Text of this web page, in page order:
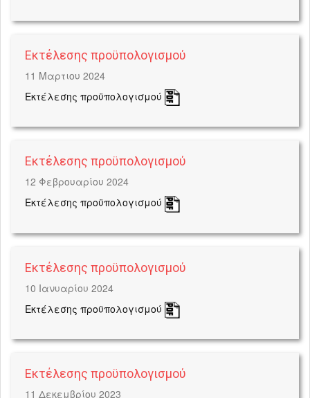
Εκτέλεσης προϋπολογισμού
11 Μαρτιου 2024
Εκτέλεσης προϋπολογισμού
Εκτέλεσης προϋπολογισμού
12 Φεβρουαρίου 2024
Εκτέλεσης προϋπολογισμού
Εκτέλεσης προϋπολογισμού
10 Iανυαρίου 2024
Εκτέλεσης προϋπολογισμού
Εκτέλεσης προϋπολογισμού
11 Δεκεμβρίου 2023